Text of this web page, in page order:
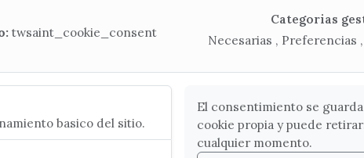
(+34) 952 541 104
C/ Poniente, 2. CP 29740 - Torre del Mar
twsaint_cookie_consent
Categorias
Necesarias , Preferencias
basico del sitio.
El consentimiento se
cookie propia y puede
cualquier momento.